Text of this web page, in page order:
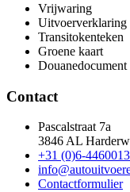
Vrijwaring
Transitokenteken
Groene kaart
Douanedocument
Contact
Pascalstraat 7a
3846 AL
+31 (0)6-
Contactformulier